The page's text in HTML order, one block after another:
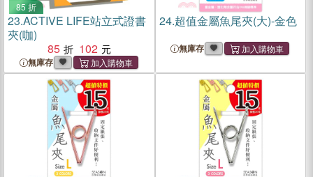
85 折
23.ACTIVE LIFE站立式證書
夾(咖)
85
102
無庫存
24.超值金屬魚尾夾(大)-金色
無庫存